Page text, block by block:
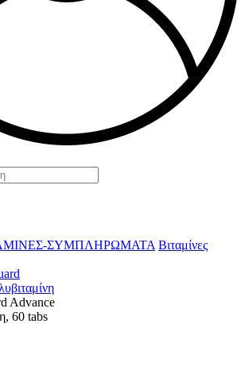
ΣΥΜΠΛΗΡΩΜΑΤΑ Βιταμίνες
Advance
60 tabs